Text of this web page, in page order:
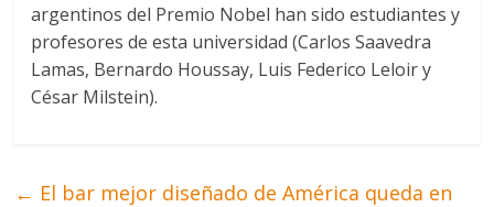
argentinos del Premio Nobel han sido estudiantes y
profesores de esta universidad (Carlos Saavedra
Lamas, Bernardo Houssay, Luis Federico Leloir y
César Milstein).
← El bar mejor diseñado de América queda en